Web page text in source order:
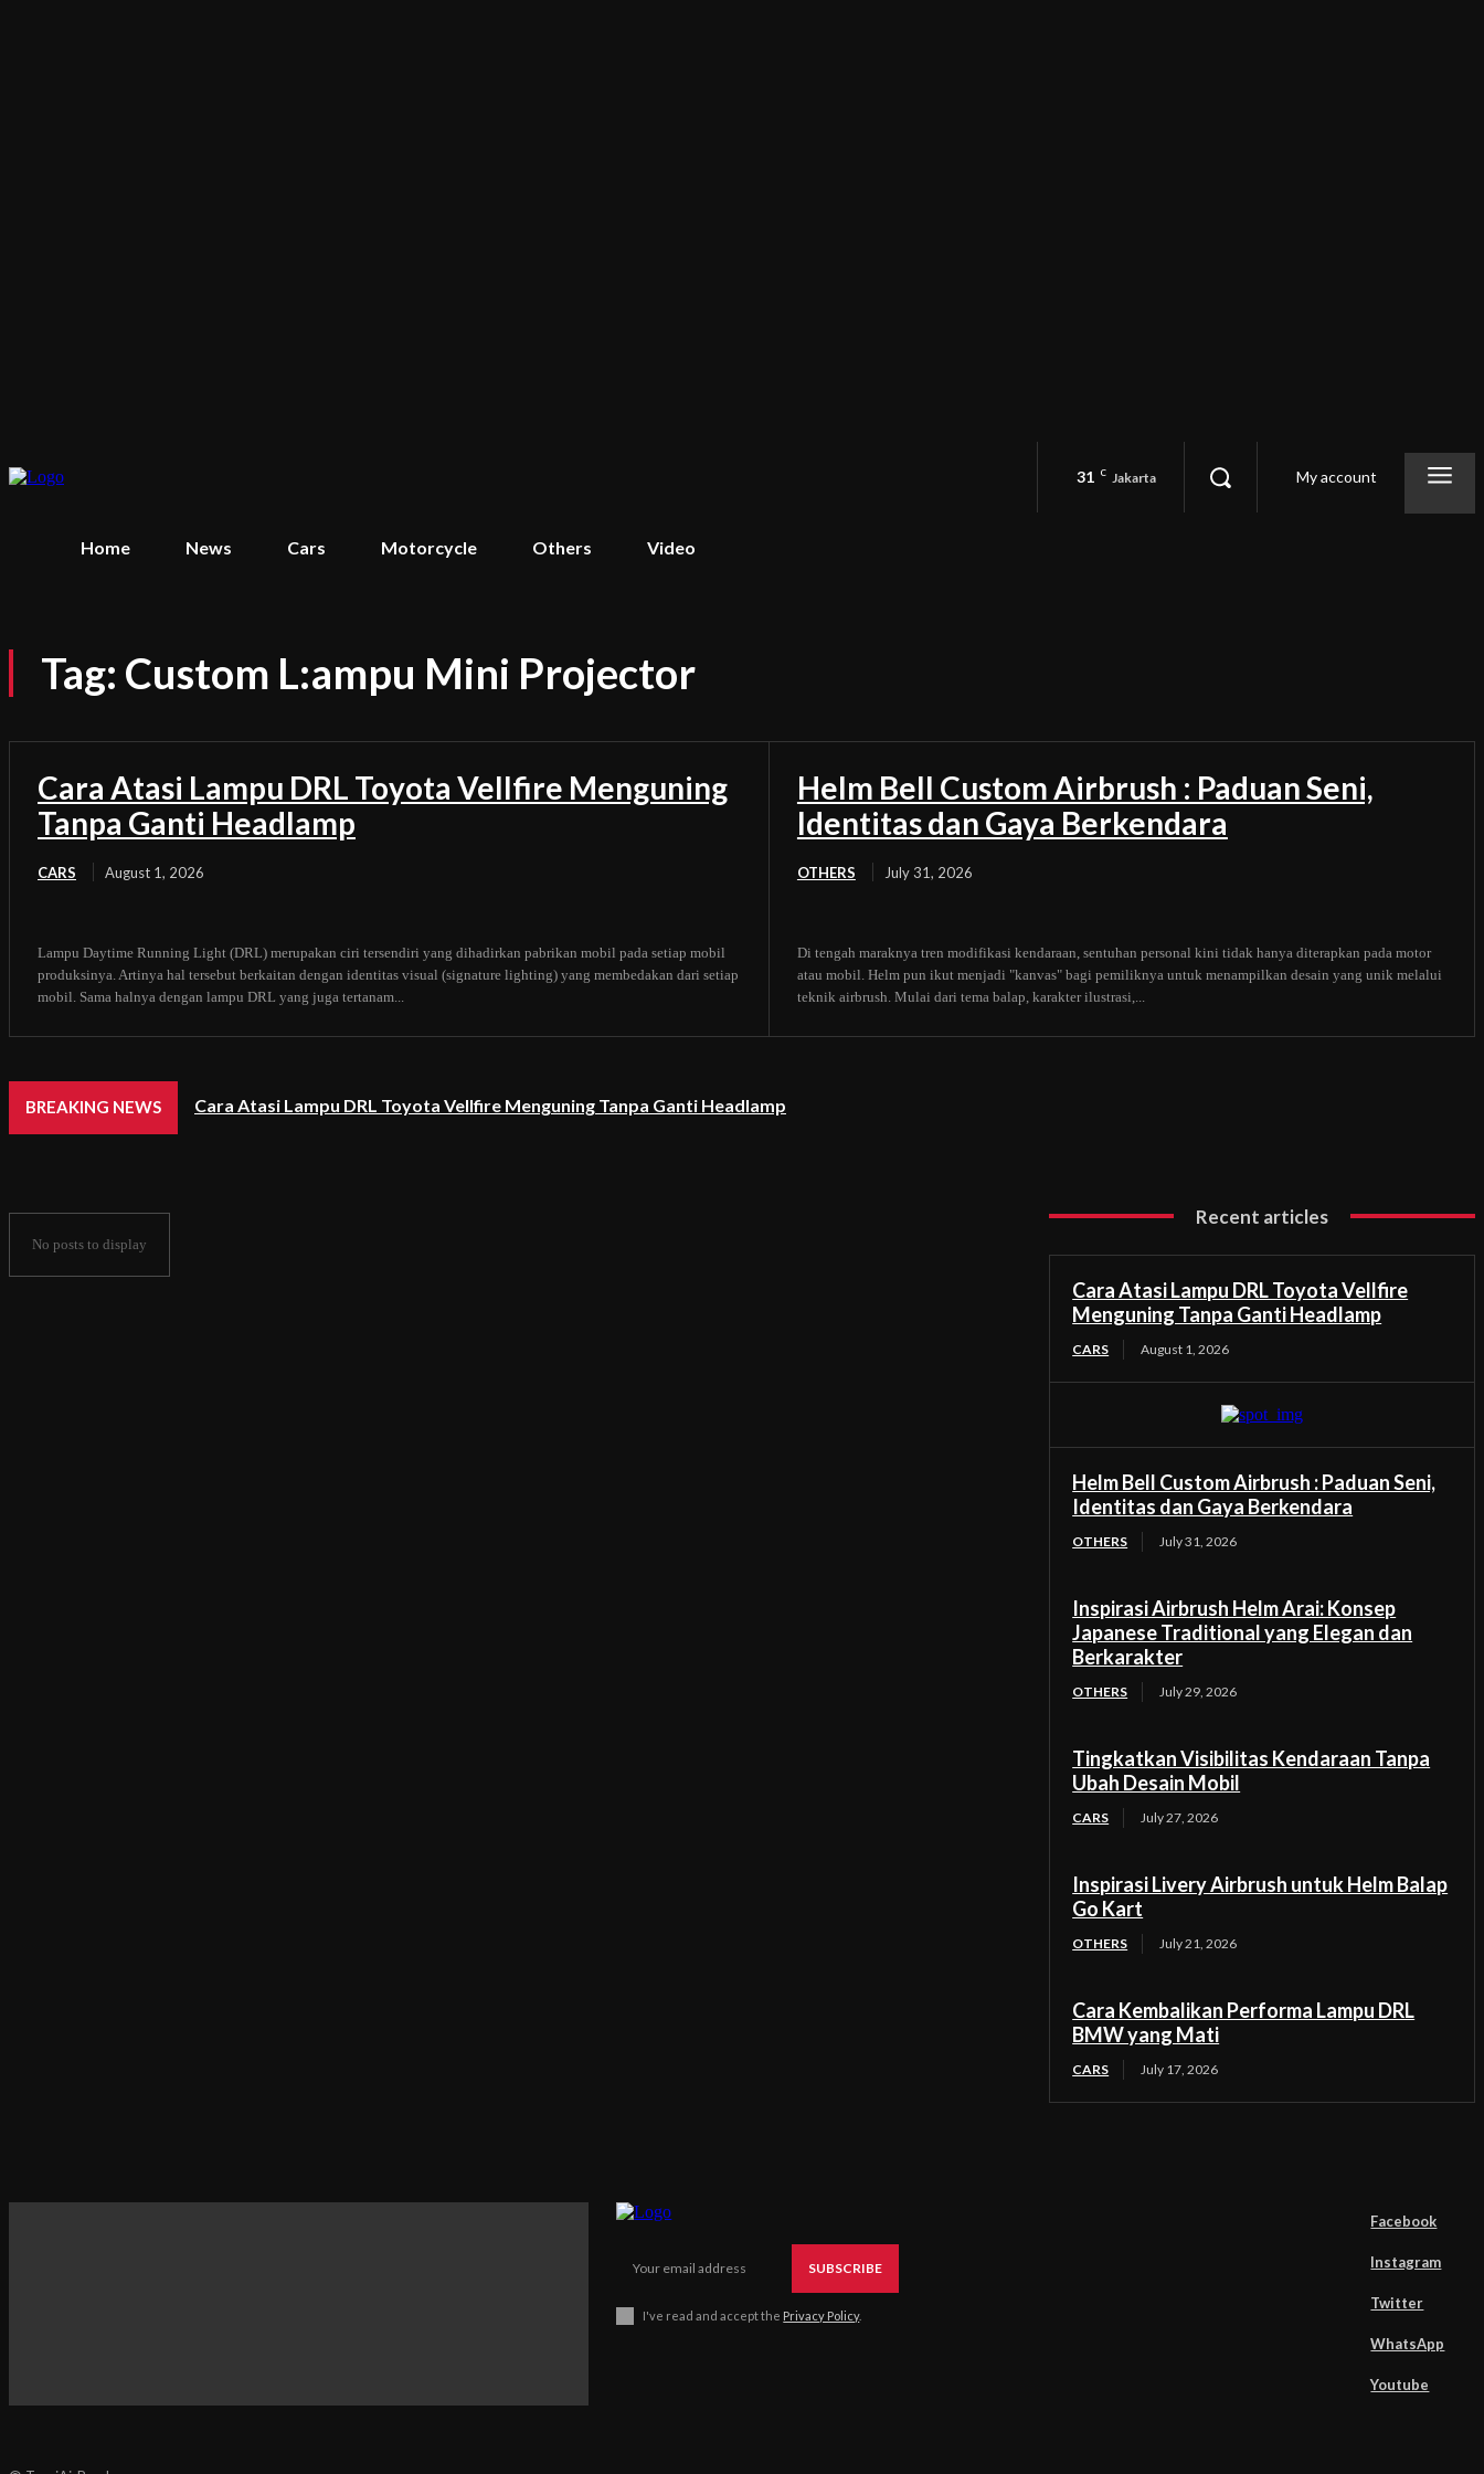
31 C Jakarta My account
Home News Cars Motorcycle Others Video
Tag: Custom L:ampu Mini Projector
Cara Atasi Lampu DRL Toyota Vellfire Menguning
Tanpa Ganti Headlamp
CARS August 1, 2026
Lampu Daytime Running Light (DRL) merupakan ciri tersendiri yang dihadirkan pabrikan mobil pada setiap mobil
produksinya. Artinya hal tersebut berkaitan dengan identitas visual (signature lighting) yang membedakan dari setiap
mobil. Sama halnya dengan lampu DRL yang juga tertanam...
Helm Bell Custom Airbrush : Paduan Seni,
Identitas dan Gaya Berkendara
OTHERS July 31, 2026
Di tengah maraknya tren modifikasi kendaraan, sentuhan personal kini tidak hanya diterapkan pada motor
atau mobil. Helm pun ikut menjadi "kanvas" bagi pemiliknya untuk menampilkan desain yang unik melalui
teknik airbrush. Mulai dari tema balap, karakter ilustrasi,...
BREAKING NEWS Cara Atasi Lampu DRL Toyota Vellfire Menguning Tanpa Ganti Headlamp
No posts to display
Recent articles
Cara Atasi Lampu DRL Toyota Vellfire
Menguning Tanpa Ganti Headlamp
CARS August 1, 2026
Helm Bell Custom Airbrush : Paduan Seni,
Identitas dan Gaya Berkendara
OTHERS July 31, 2026
Inspirasi Airbrush Helm Arai: Konsep
Japanese Traditional yang Elegan dan
Berkarakter
OTHERS July 29, 2026
Tingkatkan Visibilitas Kendaraan Tanpa
Ubah Desain Mobil
CARS July 27, 2026
Inspirasi Livery Airbrush untuk Helm Balap
Go Kart
OTHERS July 21, 2026
Cara Kembalikan Performa Lampu DRL
BMW yang Mati
CARS July 17, 2026
SUBSCRIBE
I've read and accept the Privacy Policy.
Facebook
Instagram
Twitter
WhatsApp
Youtube